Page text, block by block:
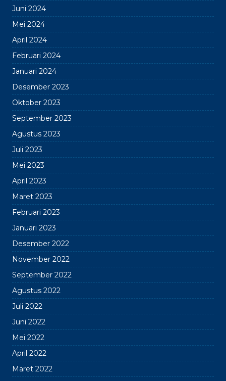
Juni 2024
Mei 2024
April 2024
Februari 2024
Januari 2024
Desember 2023
Oktober 2023
September 2023
Agustus 2023
Juli 2023
Mei 2023
April 2023
Maret 2023
Februari 2023
Januari 2023
Desember 2022
November 2022
September 2022
Agustus 2022
Juli 2022
Juni 2022
Mei 2022
April 2022
Maret 2022